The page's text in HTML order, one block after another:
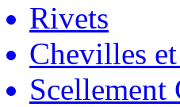
Rivets
Chevilles
Scellement